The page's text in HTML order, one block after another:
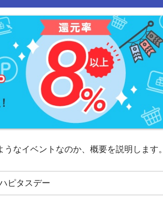
なイベントなのか、概要を説明します。
ピタスデー